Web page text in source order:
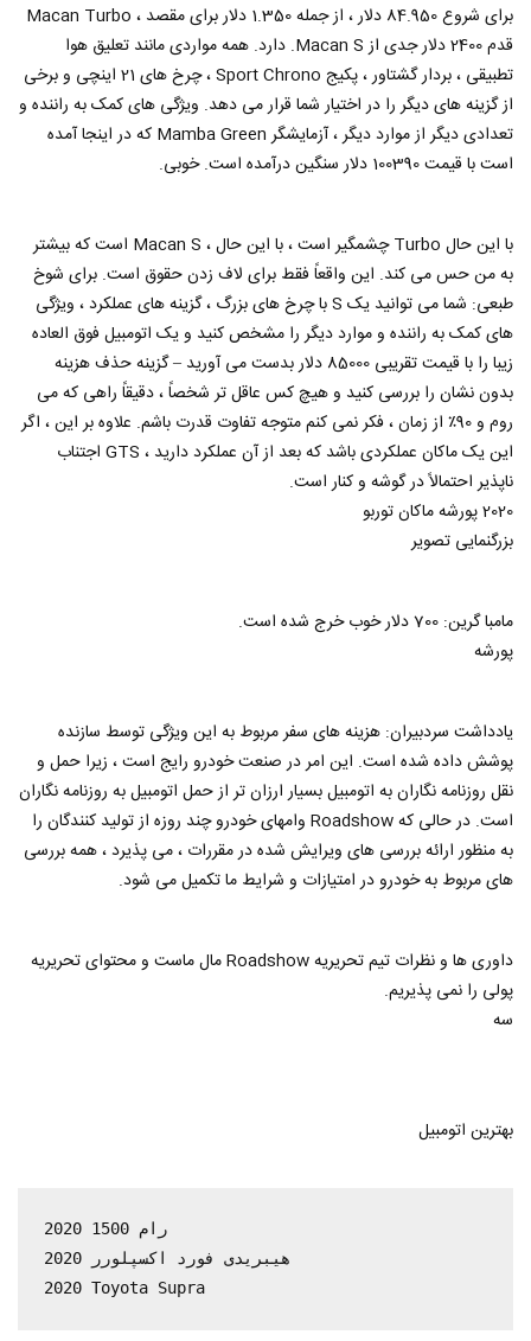
برای شروع 84.950 دلار ، از جمله 1.350 دلار برای مقصد ، Macan Turbo
قدم 2400 دلار جدی از Macan S. دارد. همه مواردی مانند تعلیق هوا
تطبیقی ​​، بردار گشتاور ، پکیج Sport Chrono ، چرخ های 21 اینچی و برخی
از گزینه های دیگر را در اختیار شما قرار می دهد. ویژگی های کمک به راننده و
تعدادی دیگر از موارد دیگر ، آزمایشگر Mamba Green که در اینجا آمده
است با قیمت 100390 دلار سنگین درآمده است. خوبی.
با این حال Turbo چشمگیر است ، با این حال ، Macan S است که بیشتر
به من حس می کند. این واقعاً فقط برای لاف زدن حقوق است. برای شوخ
طبعی: شما می توانید یک S با چرخ های بزرگ ، گزینه های عملکرد ، ویژگی
های کمک به راننده و موارد دیگر را مشخص کنید و یک اتومبیل فوق العاده
زیبا را با قیمت تقریبی 85000 دلار بدست می آورید – گزینه حذف هزینه
بدون نشان را بررسی کنید و هیچ کس عاقل تر شخصاً ، دقیقاً راهی که می
روم و 90٪ از زمان ، فکر نمی کنم متوجه تفاوت قدرت باشم. علاوه بر این ، اگر
این یک ماکان عملکردی باشد که بعد از آن عملکرد دارید ، GTS اجتناب
ناپذیر احتمالاً در گوشه و کنار است.
2020 پورشه ماکان توربو
بزرگنمایی تصویر
مامبا گرین: 700 دلار خوب خرج شده است.
پورشه
یادداشت سردبیران: هزینه های سفر مربوط به این ویژگی توسط سازنده
پوشش داده شده است. این امر در صنعت خودرو رایج است ، زیرا حمل و
نقل روزنامه نگاران به اتومبیل بسیار ارزان تر از حمل اتومبیل به روزنامه نگاران
است. در حالی که Roadshow وامهای خودرو چند روزه از تولید کنندگان را
به منظور ارائه بررسی های ویرایش شده در مقررات ، می پذیرد ، همه بررسی
های مربوط به خودرو در امتیازات و شرایط ما تکمیل می شود.
داوری ها و نظرات تیم تحریریه Roadshow مال ماست و محتوای تحریریه
پولی را نمی پذیریم.
سه
بهترین اتومبیل
2020 رام 1500
هیبریدی فورد اکسپلورر 2020
2020 Toyota Supra